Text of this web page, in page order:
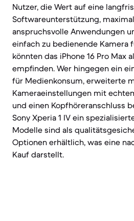
Nutzer, die Wert auf eine
Softwareunterstützung,
anspruchsvolle Anwendungen
einfach zu bedienende Kamera
könnten das iPhone 16 Pro Max
empfinden. Wer hingegen ein
für Medienkonsum, erweiterte
Kameraeinstellungen mit
und einen Kopfhöreranschluss
Sony Xperia 1 IV ein
Modelle sind als
Optionen erhältlich, was eine
Kauf darstellt.